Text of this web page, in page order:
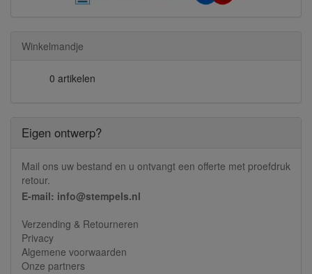
Winkelmandje
0 artikelen
Eigen ontwerp?
Mail ons uw bestand en u ontvangt een offerte met proefdruk
retour.
E-mail: info@stempels.nl
Verzending & Retourneren
Privacy
Algemene voorwaarden
Onze partners